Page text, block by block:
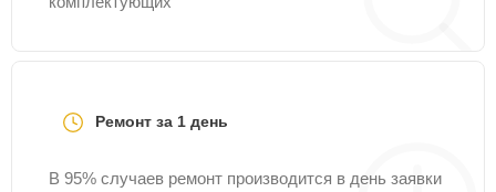
Ремонт за 1 день
В 95% случаев ремонт производится в день заявки